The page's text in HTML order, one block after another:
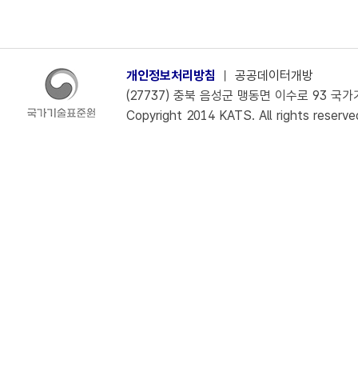
개인정보처리방침 ㅣ 공공데이터개방
(27737) 충북 음성군 맹동면 이수로 93 국
Copyright 2014 KATS. All rights